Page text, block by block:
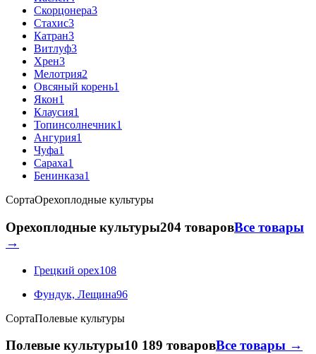
Скорцонера3
Стахис3
Катран3
Витлуф3
Хрен3
Мелотрия2
Овсяный корень1
Якон1
Клаусия1
Топинсолнечник1
Ангурия1
Чуфа1
Сараха1
Бенинказа1
СортаОрехоплодные культуры
Орехоплодные культуры204 товаровВсе товары
→
Грецкий орех108
Фундук, Лещина96
СортаПолевые культуры
Полевые культуры10 189 товаровВсе товары →